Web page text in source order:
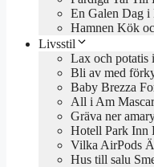
En Galen Dag i
Hamnen Kök
Livsstil
Lax och potatis
Bli av med
Baby Brezza
All i Am
Gräva ner
Hotell Park Inn
Vilka AirPods
Hus till salu